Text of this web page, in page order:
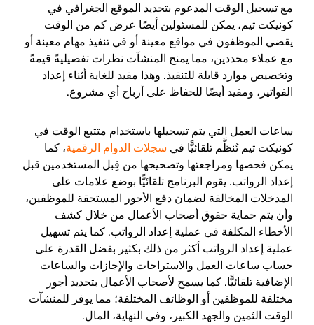
مع تسجيل الوقت المدعوم بتحديد الموقع الجغرافي في
كونيكت تيم، يمكن للمسئولين أيضًا عرض كم من الوقت
يقضي الموظفون في مواقع معينة أو في تنفيذ مهام معينة أو
مع عملاء محددين، مما يمنح المنشآت نظرات تفصيليةً قيمةً
وتخصيص موارد قابلة للتنفيذ. وهذا مفيد للغاية أثناء إعداد
الفواتير، ومفيد أيضًا للحفاظ على أرباح أي مشروع.
ساعات العمل التي يتم تسجيلها باستخدام متتبع الوقت في
كونيكت تيم تُنظَّم تلقائيًّا في سجلات الدوام الرقمية، كما
يمكن فحصها ومراجعتها وتصحيحها من قِبل المستخدمين قبل
إعداد الرواتب. يقوم البرنامج تلقائيًّا بوضع علامات على
المدخلات المخالفة لضمان دفع الأجور المستحقة للموظفين،
وأن يتم حماية حقوق أصحاب الأعمال من خلال كشف
الأخطاء المكلفة في عملية إعداد الرواتب. كما يتم تسهيل
عملية إعداد الرواتب أكثر من ذلك بكثير بفضل القدرة على
حساب ساعات العمل والاستراحات والإجازات والساعات
الإضافية تلقائيًّا. كما يسمح لأصحاب الأعمال بتحديد أجور
مختلفة للموظفين أو الوظائف المختلفة؛ مما يوفر للمنشآت
الوقت الثمين والجهد الكبير، وفي النهاية، المال.